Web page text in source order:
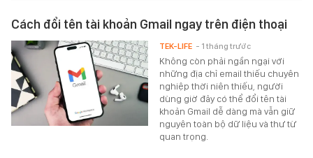
Cách đổi tên tài khoản Gmail ngay trên điện thoại
Không còn phải ngần ngại với
những địa chỉ email thiếu chuyên
nghiệp thời niên thiếu, người
dùng giờ đây có thể đổi tên tài
khoản Gmail dễ dàng mà vẫn giữ
nguyên toàn bộ dữ liệu và thư từ
quan trọng.
TEK-LIFE - 1 tháng trước